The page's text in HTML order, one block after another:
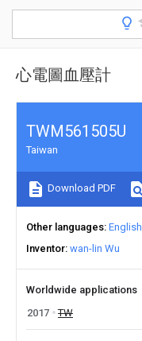
心電圖血壓計
TWM561505U
Taiwan
Download PDF
Other languages English
Inventor wan-lin Wu
Worldwide applications
2017
TW